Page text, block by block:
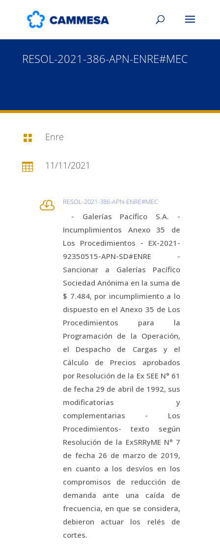
RESOL-2021-386-APN-ENRE#MEC
 Enre
 11/11/2021
 RESOL-2021-386-APN-ENRE#MEC
- Galerías Pacífico S.A. -
Incumplimientos Anexo 35 de
Los Procedimientos - EX-2021-
92350515-APN-SD#ENRE -
Sancionar a Galerías Pacífico
Sociedad Anónima en la suma de
$ 7.484, por incumplimiento a lo
dispuesto en el Anexo 35 de Los
Procedimientos para la
Programación de la Operación,
el Despacho de Cargas y el
Cálculo de Precios aprobados
por Resolución de la Ex SEE N° 61
de fecha 29 de abril de 1992, sus
modificatorias y
complementarias - Los
Procedimientos- texto según
Resolución de la ExSRRyME N° 7
de fecha 26 de marzo de 2019,
en cuanto a los desvíos en los
compromisos de reducción de
demanda ante una caída de
frecuencia, en que se considera,
debieron actuar los relés de
cortes.